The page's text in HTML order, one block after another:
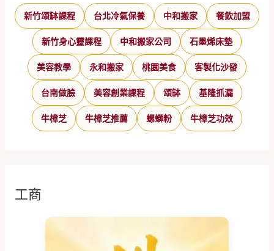
新竹頌缽課程 台北冷氣保養 中和搬家 餐飲加盟
新竹身心靈課程 中和搬家公司 石墨烯床墊
美容教學 永和搬家 桃園美食 客製化沙發
台南做臉 美容創業課程 頌缽 基隆抓漏
牛樟芝 牛樟芝推薦 螺螄粉 牛樟芝功效
工商